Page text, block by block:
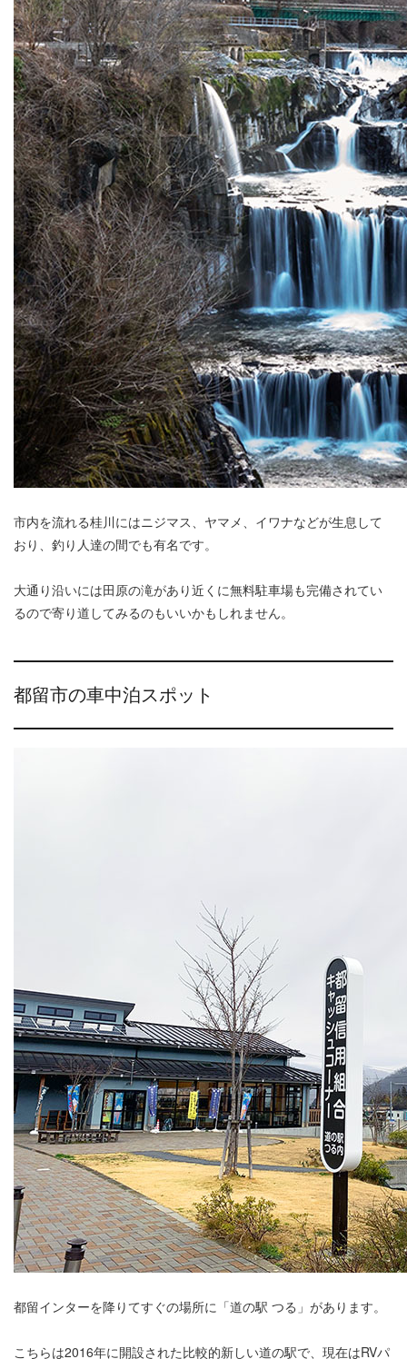
市内を流れる桂川にはニジマス、ヤマメ、イワナなどが生息して
おり、釣り人達の間でも有名です。
大通り沿いには田原の滝があり近くに無料駐車場も完備されてい
るので寄り道してみるのもいいかもしれません。
都留市の車中泊スポット
都留インターを降りてすぐの場所に「道の駅 つる」があります。
こちらは2016年に開設された比較的新しい道の駅で、現在はRVパ